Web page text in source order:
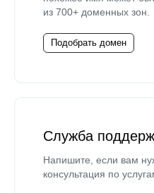
из 700+ доменных зон.
Подобрать домен
Служба
Напишите, если вам
консультация по